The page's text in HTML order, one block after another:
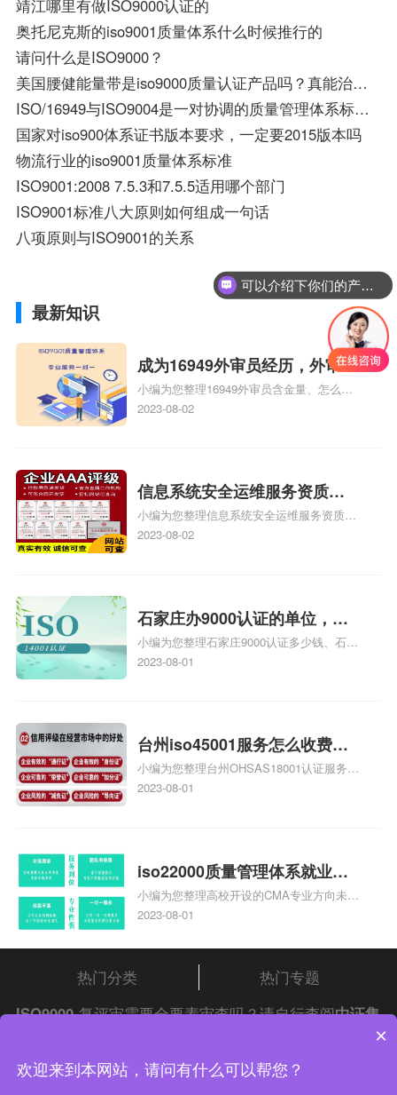
靖江哪里有做ISO9000认证的
奥托尼克斯的iso9001质量体系什么时候推行的
请问什么是ISO9000？
美国腰健能量带是iso9000质量认证产品吗？真能治椎间盘病吗？
ISO/16949与ISO9004是一对协调的质量管理体系标准吗?两者能否一起用?
国家对iso900体系证书版本要求，一定要2015版本吗
物流行业的iso9001质量体系标准
ISO9001:2008 7.5.3和7.5.5适用哪个部门
ISO9001标准八大原则如何组成一句话
八项原则与ISO9001的关系
最新知识
成为16949外审员经历，外审员
16949
小编为您整理16949外审员含金量、怎么才
能成为注册的TS16949:2009的外审员、我
2023-08-02
信息系统安全运维服务资质二
级费用，信息系统安全运维服
务资质二级
小编为您整理信息系统安全运维服务资质认
证证书机构有哪些、安全运维服务资质的费
体系认证知识，详情可查看下方正文！
2023-08-02
石家庄办9000认证的单位，石
家庄9000认证的公司
小编为您整理石家庄9000认证多少钱、石家
庄9000认证价格多少钱、石家庄9000认证
2023-08-01
台州iso45001服务怎么收费，
台州iso45001认证服务怎么收
费
小编为您整理台州OHSAS18001认证服务中
心哪家收费便宜、台州ISO9000认证，哪个
标准是什么相关iso体系认证知识，详情可
查看下方正文！
2023-08-01
iso22000质量管理体系就业方
向，质量管理与认证就业方向
小编为您整理高校开设的CMA专业方向未来
就业前景及就业方向如何、cma就业方向有
和cma未来就业方向、大学生考完cma，就
哪些就业方向相关iso体系认证知识，详情
可查看下方正文！
2023-08-01
热门分类
热门专题
ISO9000 复评审需要全要素审查吗？请自行查阅中证集
中证集团体系认证 版权所有 Copyright © 2022
可以介绍下你们的产品么？
×
欢迎来到本网站，请问有什么可以帮您？